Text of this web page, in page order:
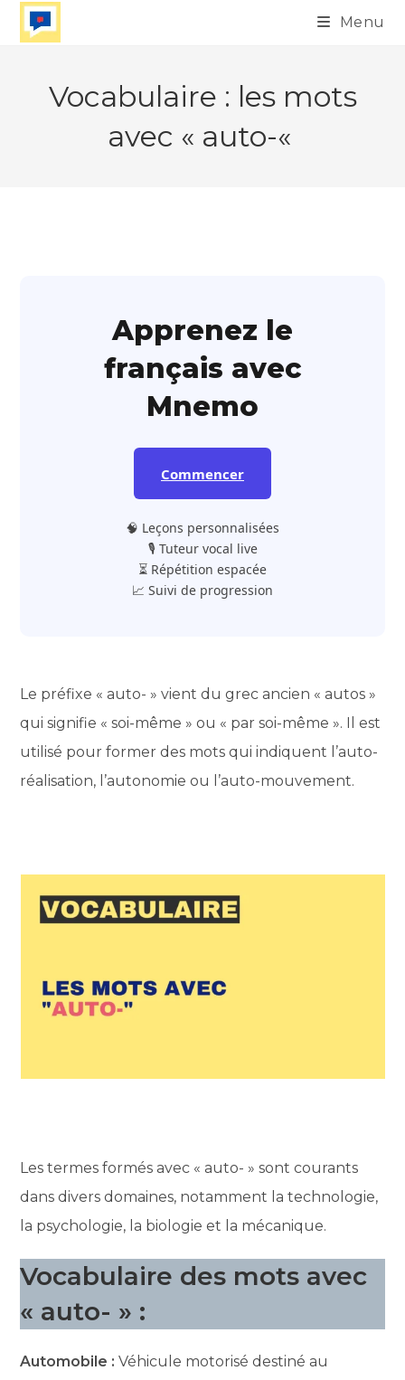
Skip
Menu
Vocabulaire : les mots
avec « auto-«
Apprenez le
français avec
Mnemo
Commencer
🧠 Leçons personnalisées
🎙️ Tuteur vocal live
⏳ Répétition espacée
📈 Suivi de progression
Le préfixe « auto- » vient du grec ancien « autos »
qui signifie « soi-même » ou « par soi-même ». Il est
utilisé pour former des mots qui indiquent l’auto-
réalisation, l’autonomie ou l’auto-mouvement.
Les termes formés avec « auto- » sont courants
dans divers domaines, notamment la technologie,
la psychologie, la biologie et la mécanique.
Vocabulaire des mots avec
« auto- » :
Automobile : Véhicule motorisé destiné au